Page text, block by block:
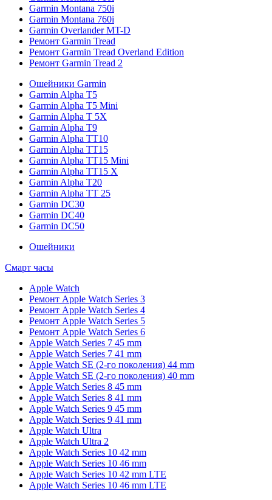
Garmin Montana 750i
Garmin Montana 760i
Garmin Overlander MT-D
Ремонт Garmin Tread
Ремонт Garmin Tread Overland Edition
Ремонт Garmin Tread 2
Ошейники Garmin
Garmin Alpha T5
Garmin Alpha T5 Mini
Garmin Alpha T 5X
Garmin Alpha T9
Garmin Alpha TT10
Garmin Alpha TT15
Garmin Alpha TT15 Mini
Garmin Alpha TT15 X
Garmin Alpha T20
Garmin Alpha TT 25
Garmin DC30
Garmin DC40
Garmin DC50
Ошейники
Смарт часы
Apple Watch
Ремонт Apple Watch Series 3
Ремонт Apple Watch Series 4
Ремонт Apple Watch Series 5
Ремонт Apple Watch Series 6
Apple Watch Series 7 45 mm
Apple Watch Series 7 41 mm
Apple Watch SE (2-го поколения) 44 mm
Apple Watch SE (2-го поколения) 40 mm
Apple Watch Series 8 45 mm
Apple Watch Series 8 41 mm
Apple Watch Series 9 45 mm
Apple Watch Series 9 41 mm
Apple Watch Ultra
Apple Watch Ultra 2
Apple Watch Series 10 42 mm
Apple Watch Series 10 46 mm
Apple Watch Series 10 42 mm LTE
Apple Watch Series 10 46 mm LTE